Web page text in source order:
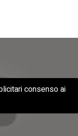
consenso ai